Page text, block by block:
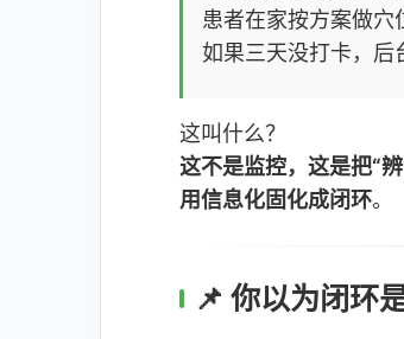
患者在家按方案做穴
如果三天没打卡，后
这叫什么？
这不是监控，这是把“
用信息化固化成闭环。
📌 你以为闭环